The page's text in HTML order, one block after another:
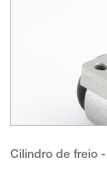
Cilindro de freio -